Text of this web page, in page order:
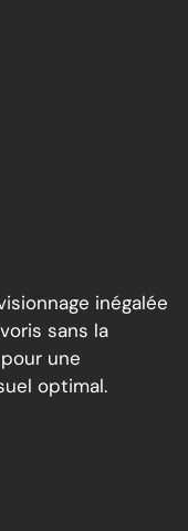
inégalée
sans la
une
optimal.